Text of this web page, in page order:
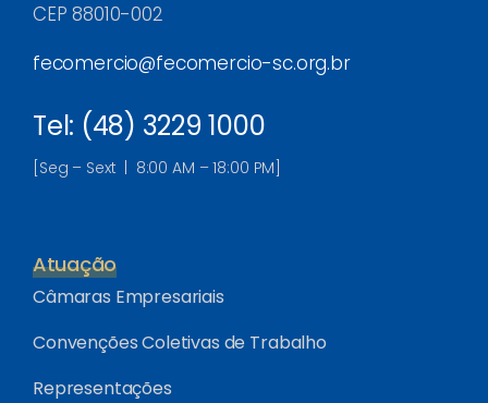
CEP 88010-002
fecomercio@fecomercio-sc.org.br
Tel: (48) 3229 1000
[Seg – Sext | 8:00 AM – 18:00 PM]
Atuação
Câmaras Empresariais
Convenções Coletivas de Trabalho
Representações